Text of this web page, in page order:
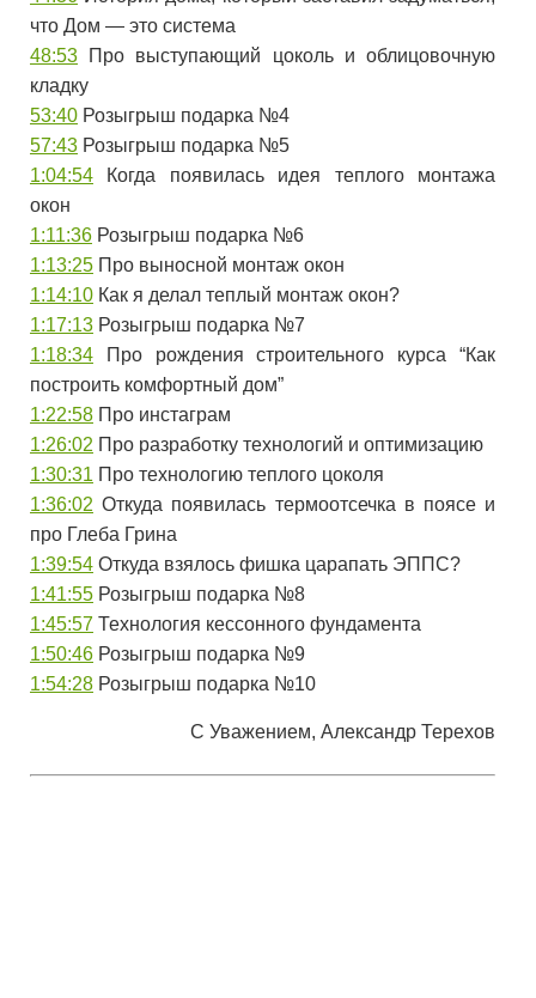
что Дом — это система
48:53 ​ Про выступающий цоколь и облицовочную
кладку
53:40 ​ Розыгрыш подарка №4
57:43 ​ Розыгрыш подарка №5
1:04:54 ​ Когда появилась идея теплого монтажа
окон
1:11:36 ​ Розыгрыш подарка №6
1:13:25 ​ Про выносной монтаж окон
1:14:10 ​ Как я делал теплый монтаж окон?
1:17:13 ​ Розыгрыш подарка №7
1:18:34 ​ Про рождения строительного курса “Как
построить комфортный дом”
1:22:58 ​ Про инстаграм
1:26:02 ​ Про разработку технологий и оптимизацию
1:30:31 ​ Про технологию теплого цоколя
1:36:02 ​ Откуда появилась термоотсечка в поясе и
про Глеба Грина
1:39:54 ​ Откуда взялось фишка царапать ЭППС?
1:41:55 ​ Розыгрыш подарка №8
1:45:57 ​ Технология кессонного фундамента
1:50:46 ​ Розыгрыш подарка №9
1:54:28 ​ Розыгрыш подарка №10
С Уважением, Александр Терехов